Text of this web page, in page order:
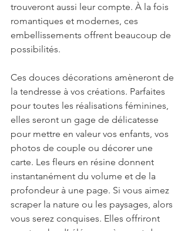
trouveront aussi leur compte. À la fois
romantiques et modernes, ces
embellissements offrent beaucoup de
possibilités.
Ces douces décorations amèneront de
la tendresse à vos créations. Parfaites
pour toutes les réalisations féminines,
elles seront un gage de délicatesse
pour mettre en valeur vos enfants, vos
photos de couple ou décorer une
carte. Les fleurs en résine donnent
instantanément du volume et de la
profondeur à une page. Si vous aimez
scraper la nature ou les paysages, alors
vous serez conquises. Elles offriront